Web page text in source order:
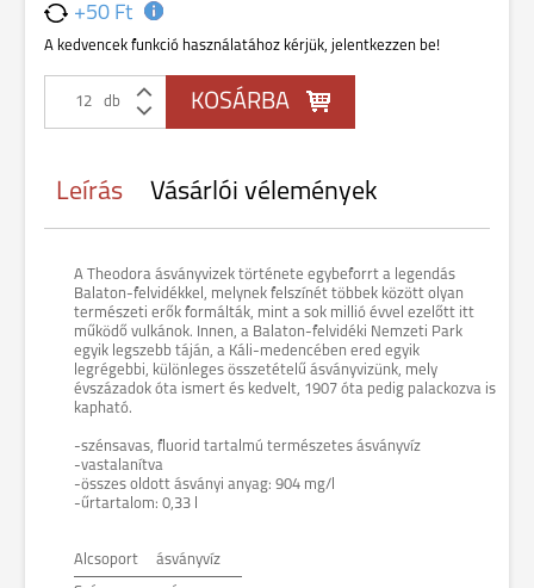
+50 Ft
A kedvencek funkció használatához kérjük, jelentkezzen be!
db
Leírás Vásárlói vélemények
A Theodora ásványvizek története egybeforrt a legendás
Balaton-felvidékkel, melynek felszínét többek között olyan
természeti erők formálták, mint a sok millió évvel ezelőtt itt
működő vulkánok. Innen, a Balaton-felvidéki Nemzeti Park
egyik legszebb táján, a Káli-medencében ered egyik
legrégebbi, különleges összetételű ásványvizünk, mely
évszázadok óta ismert és kedvelt, 1907 óta pedig palackozva is
kapható.
-szénsavas, fluorid tartalmú természetes ásványvíz
-vastalanítva
-összes oldott ásványi anyag: 904 mg/l
-űrtartalom: 0,33 l
Alcsoport ásványvíz